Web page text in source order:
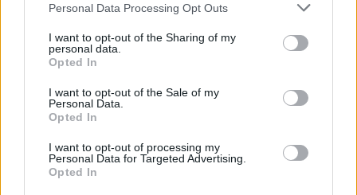
Personal Data Processing Opt Outs
I want to opt-out of the Sharing of my
personal data.
Opted In
I want to opt-out of the Sale of my
Personal Data.
Opted In
I want to opt-out of processing my
Personal Data for Targeted Advertising.
Opted In
Comentari: